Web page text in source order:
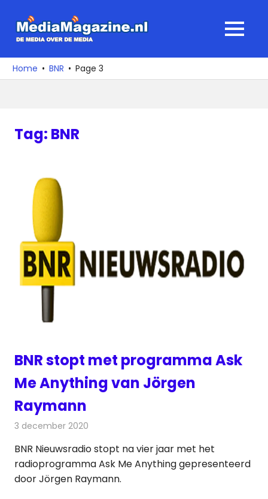
naar
media
over
MENU
Home BNR Page 3
Tag: BNR
BNR stopt met programma Ask
Me Anything van Jörgen
Raymann
3 december 2020
BNR Nieuwsradio stopt na vier jaar met het
radioprogramma Ask Me Anything gepresenteerd
door Jörgen Raymann.